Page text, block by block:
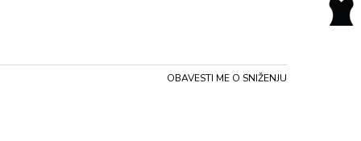
OBAVESTI ME O SNIŽENJU